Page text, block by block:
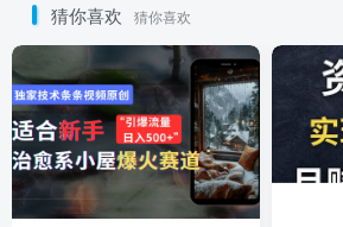
猜你喜欢 猜你喜欢